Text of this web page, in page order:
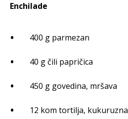
Enchilade
400 g parmezan
40 g čili papričica
450 g govedina, mršava
12 kom tortilja, kukuruzna